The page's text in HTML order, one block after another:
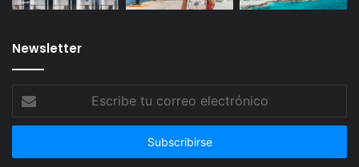
Newsletter
correo